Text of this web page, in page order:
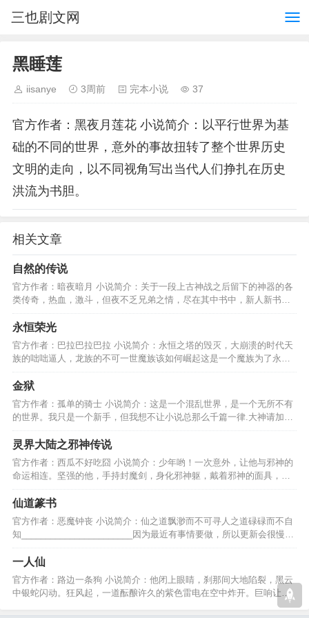
三也剧文网
黑睡莲
iisanye 3周前 完本小说 37
官方作者：黑夜月莲花 小说简介：以平行世界为基
础的不同的世界，意外的事故扭转了整个世界历史
文明的走向，以不同视角写出当代人们挣扎在历史
洪流为书胆。
相关文章
自然的传说
官方作者：暗夜暗月 小说简介：关于一段上古神战之后留下的神器的各
类传奇，热血，激斗，但夜不乏兄弟之情，尽在其中书中，新人新书，
希望各位多多支持！！…
永恒荣光
官方作者：巴拉巴拉巴拉 小说简介：永恒之塔的毁灭，大崩溃的时代天
族的咄咄逼人，龙族的不可一世魔族该如何崛起这是一个魔族为了永恒
荣光，誓死不退的故事…
金狱
官方作者：孤单的骑士 小说简介：这是一个混乱世界，是一个无所不有
的世界。我只是一个新手，但我想不让小说总那么千篇一律.大神请加群
133401347一起来探讨…
灵界大陆之邪神传说
官方作者：西瓜不好吃囧 小说简介：少年哟！一次意外，让他与邪神的
命运相连。坚强的他，手持封魔剑，身化邪神躯，戴着邪神的面具，在
灵界大陆里纵横天下！…
仙道篆书
官方作者：恶魔钟丧 小说简介：仙之道飘渺而不可寻人之道碌碌而不自
知_______________________因为最近有事情要做，所以更新会很慢，
喜欢的话可以慢慢看………
一人仙
官方作者：路边一条狗 小说简介：他闭上眼睛，刹那间大地陷裂，黑云
中银蛇闪动。狂风起，一道酝酿许久的紫色雷电在空中炸开。巨响让整